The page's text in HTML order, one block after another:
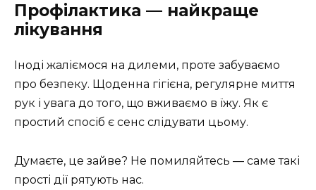
Профілактика — найкраще
лікування
Іноді жаліємося на дилеми, проте забуваємо
про безпеку. Щоденна гігієна, регулярне миття
рук і увага до того, що вживаємо в їжу. Як є
простий спосіб є сенс слідувати цьому.
Думаєте, це зайве? Не помиляйтесь — саме такі
прості дії рятують нас.